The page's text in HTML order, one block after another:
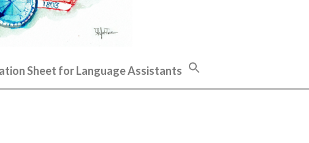
Sheet for Language Assistants